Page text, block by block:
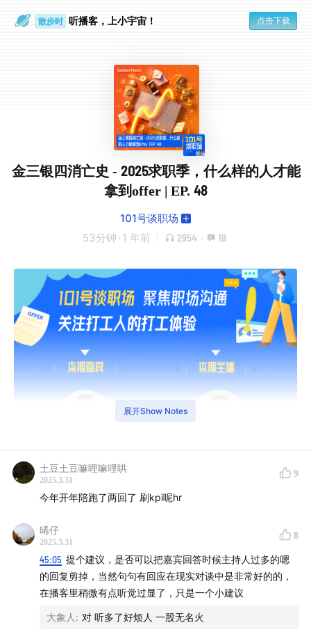
散步时 听播客，上小宇宙！ 点击下载
金三银四消亡史 - 2025求职季，什么样的人才能
拿到offer | EP. 48
101号谈职场
53分钟 · 1 年前 2954 · 19
本期嘉宾 | Sophie
Sophie：外资猎头大厂消费品板块经理，专注中高管招聘
展开Show Notes
土豆土豆嘛哩嘛哩哄
2025.3.31
9
今年开年陪跑了两回了 刷kpi呢hr
晞仔
2025.3.31
8
45:05 提个建议，是否可以把嘉宾回答时候主持人过多的嗯
的回复剪掉，当然句句有回应在现实对谈中是非常好的的，
在播客里稍微有点听觉过显了，只是一个小建议
大象人 : 对 听多了好烦人 一股无名火